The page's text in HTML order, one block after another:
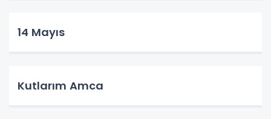
14 Mayıs
Kutlarım Amca